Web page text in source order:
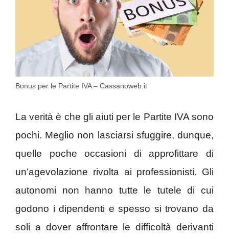
Bonus per le Partite IVA – Cassanoweb.it
La verità è che gli aiuti per le Partite IVA sono
pochi. Meglio non lasciarsi sfuggire, dunque,
quelle poche occasioni di approfittare di
un’agevolazione rivolta ai professionisti. Gli
autonomi non hanno tutte le tutele di cui
godono i dipendenti e spesso si trovano da
soli a dover affrontare le difficoltà derivanti